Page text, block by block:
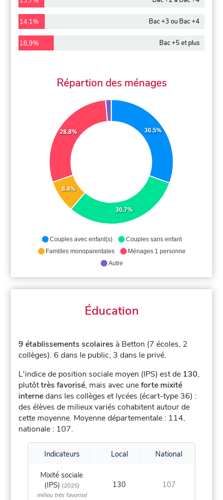
14,1% Bac +3 ou Bac +4
18,9% Bac +5 et plus
Répartion des ménages
30.5%
30.7%
8.4%
28.8%
Couples avec enfant(s)
Couples sans enfant
Familles monoparentales
Ménages 1 personne
Autre
Éducation
9 établissements scolaires à Betton (7 écoles, 2
collèges). 6 dans le public, 3 dans le privé.
L'indice de position sociale moyen (IPS) est de 130,
plutôttrès favorisé, mais avec uneforte mixité
internedans les collèges et lycées (écart-type 36) :
des élèves de milieux variés cohabitent autour de
cette moyenne. Moyenne départementale : 114,
nationale : 107.
Indicateurs Local National
Mixité sociale
(IPS) (2025)
milieu très favorisé
130 107